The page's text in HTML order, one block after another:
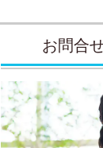
お問合